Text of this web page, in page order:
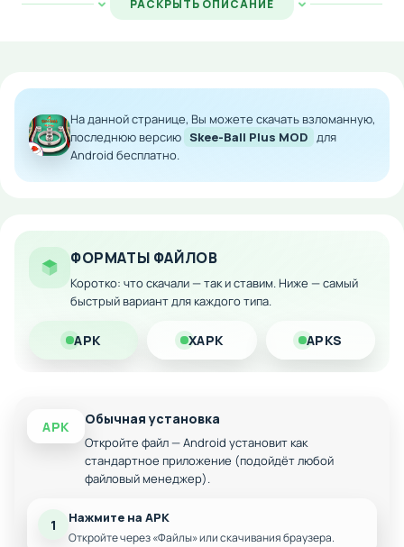
одиночной игры, доступна возможность состязаться с
Особенности мода:
Онлайн-турниры против игроков со всего мира
Улучшенная физика броска и механика отскока
Система прогрессии и достижений
Скачайте модифицированную версию Skee-Ball Plus на
Android прямо сейчас и испытайте спортивное азарт с
новой стороны!
РАСКРЫТЬ ОПИСАНИЕ
На данной странице, Вы можете скачать взломанную,
последнюю версию Skee-Ball Plus MOD для
Android бесплатно.
ФОРМАТЫ ФАЙЛОВ
Коротко: что скачали — так и ставим. Ниже — самый
быстрый вариант для каждого типа.
APK XAPK APKS
APK Обычная установка
Откройте файл — Android установит как
стандартное приложение (подойдёт любой
файловый менеджер).
1 Нажмите на APK
Откройте через «Файлы» или скачивания браузера.